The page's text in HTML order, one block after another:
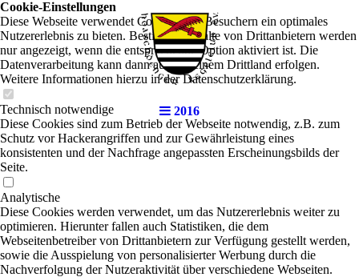
2016
Cookie-Einstellungen
Diese Webseite verwendet Cookies, um Besuchern ein optimales
Nutzererlebnis zu bieten. Bestimmte Inhalte von Drittanbietern werden
nur angezeigt, wenn die entsprechende Option aktiviert ist. Die
Datenverarbeitung kann dann auch in einem Drittland erfolgen.
Weitere Informationen hierzu in der Datenschutzerklärung.
Technisch notwendige
Diese Cookies sind zum Betrieb der Webseite notwendig, z.B. zum
Schutz vor Hackerangriffen und zur Gewährleistung eines
konsistenten und der Nachfrage angepassten Erscheinungsbilds der
Seite.
Analytische
Diese Cookies werden verwendet, um das Nutzererlebnis weiter zu
optimieren. Hierunter fallen auch Statistiken, die dem
Webseitenbetreiber von Drittanbietern zur Verfügung gestellt werden,
sowie die Ausspielung von personalisierter Werbung durch die
Nachverfolgung der Nutzeraktivität über verschiedene Webseiten.